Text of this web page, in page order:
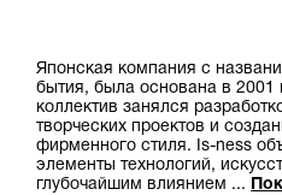
Японская компания с
бытия, была основана в 2001
коллектив занялся
творческих проектов и
фирменного стиля. Is-ness
элементы технологий,
глубочайшим влиянием ...